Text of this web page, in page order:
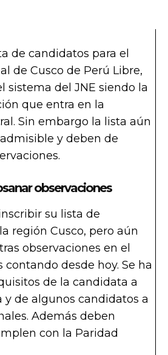
de candidatos para el
de Cusco de Perú Libre,
sistema del JNE siendo la
que entra en la
Sin embargo la lista aún
y deben de
observaciones
su lista de
región Cusco, pero aún
observaciones en el
contando desde hoy. Se ha
de la candidata a
y de algunos candidatos a
Además deben
con la Paridad